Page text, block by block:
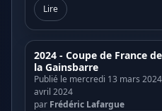
Lire
2024 - Coupe de France
la Gainsbarre
Publié le mercredi 13 mars
avril 2024
par Frédéric Lafargue